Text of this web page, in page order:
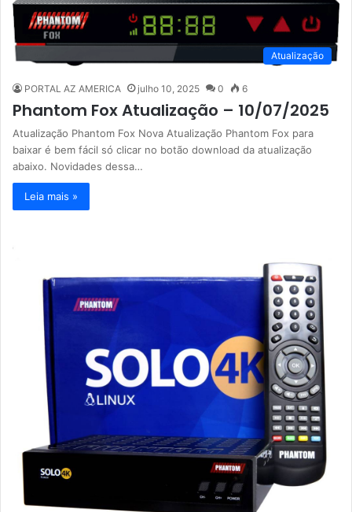
Atualização
PORTAL AZ AMERICA julho 10, 2025 0 6
Phantom Fox Atualização – 10/07/2025
Atualização Phantom Fox Nova Atualização Phantom Fox para
baixar é bem fácil só clicar no botão download da atualização
abaixo. Novidades dessa…
Leia mais »